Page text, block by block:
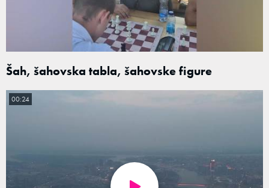
Šah, šahovska tabla, šahovske figure
00:24